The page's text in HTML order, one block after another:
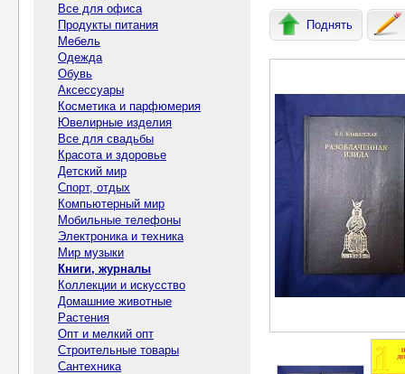
Все для офиса
Продукты питания
Мебель
Одежда
Обувь
Аксессуары
Косметика и парфюмерия
Ювелирные изделия
Все для свадьбы
Красота и здоровье
Детский мир
Спорт, отдых
Компьютерный мир
Мобильные телефоны
Электроника и техника
Мир музыки
Книги, журналы
Коллекции и искусство
Домашние животные
Растения
Опт и мелкий опт
Строительные товары
Сантехника
Поднять